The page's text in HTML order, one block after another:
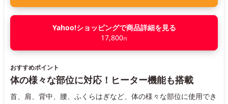
Yahoo!ショッピングで商品詳細を見る
17,800円
おすすめポイント
体の様々な部位に対応！ヒーター機能も搭載
首、肩、背中、腰、ふくらはぎなど、体の様々な部位に使用でき